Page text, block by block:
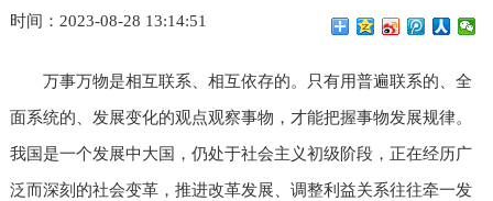
时间：2023-08-28 13:14:51
万事万物是相互联系、相互依存的。只有用普遍联系的、全
面系统的、发展变化的观点观察事物，才能把握事物发展规律。
我国是一个发展中大国，仍处于社会主义初级阶段，正在经历广
泛而深刻的社会变革，推进改革发展、调整利益关系往往牵一发